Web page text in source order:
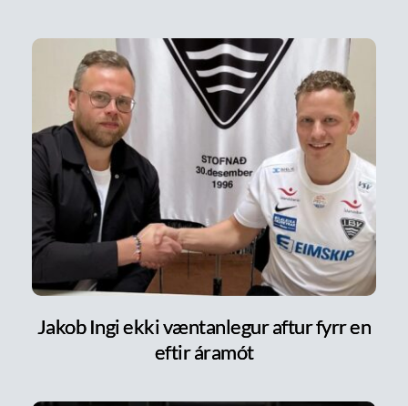
Jakob Ingi ekki væntanlegur aftur fyrr en
eftir áramót